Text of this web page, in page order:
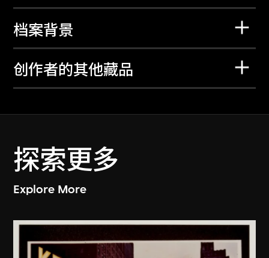
档案背景
创作者的其他藏品
探索更多
Explore More